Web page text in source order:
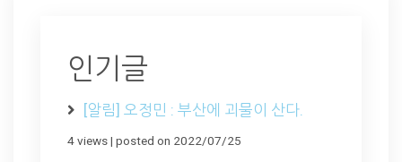
인기글
[알림] 오정민 : 부산에 괴물이 산다.
4 views| posted on 2022/07/25